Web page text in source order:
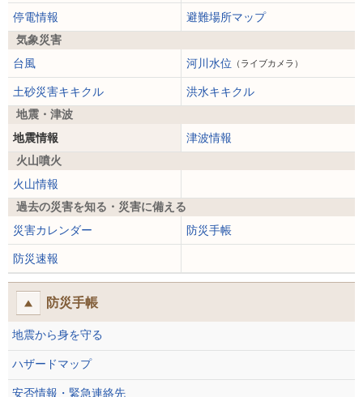
停電情報
避難場所マップ
気象災害
台風
河川水位 （ライブカメラ）
土砂災害キキクル
洪水キキクル
地震・津波
地震情報
津波情報
火山噴火
火山情報
過去の災害を知る・災害に備える
災害カレンダー
防災手帳
防災速報
防災手帳
地震から身を守る
ハザードマップ
安否情報・緊急連絡先